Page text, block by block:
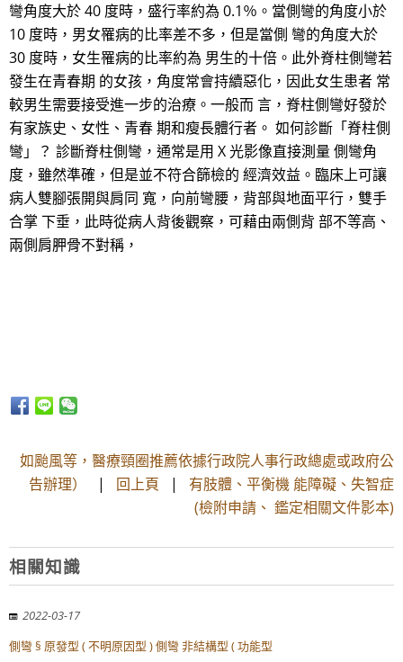
彎角度大於 40 度時，盛行率約為 0.1％。當側彎的角度小於
10 度時，男女罹病的比率差不多，但是當側 彎的角度大於
30 度時，女生罹病的比率約為 男生的十倍。此外脊柱側彎若
發生在青春期 的女孩，角度常會持續惡化，因此女生患者 常
較男生需要接受進一步的治療。一般而 言，脊柱側彎好發於
有家族史、女性、青春 期和瘦長體行者。 如何診斷「脊柱側
彎」？ 診斷脊柱側彎，通常是用 X 光影像直接測量 側彎角
度，雖然準確，但是並不符合篩檢的 經濟效益。臨床上可讓
病人雙腳張開與肩同 寬，向前彎腰，背部與地面平行，雙手
合掌 下垂，此時從病人背後觀察，可藉由兩側背 部不等高、
兩側肩胛骨不對稱，
如颱風等，醫療頸圈推薦依據行政院人事行政總處或政府公
告辦理）
| 回上頁 | 有肢體、平衡機 能障礙、失智症
(檢附申請、 鑑定相關文件影本)
相關知識
2022-03-17
側彎 § 原發型 ( 不明原因型 ) 側彎 非結構型 ( 功能型